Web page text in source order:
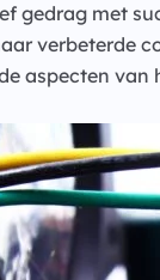
gedrag met
verbeterde
aspecten van